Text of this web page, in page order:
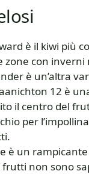
è il kiwi più
zone con inverni
è un’altra
12 è
il centro del
per
è un
frutti non sono